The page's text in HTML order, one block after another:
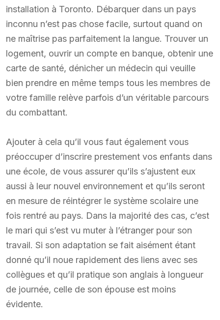
installation à Toronto. Débarquer dans un pays
inconnu n’est pas chose facile, surtout quand on
ne maîtrise pas parfaitement la langue. Trouver un
logement, ouvrir un compte en banque, obtenir une
carte de santé, dénicher un médecin qui veuille
bien prendre en même temps tous les membres de
votre famille relève parfois d’un véritable parcours
du combattant.
Ajouter à cela qu’il vous faut également vous
préoccuper d’inscrire prestement vos enfants dans
une école, de vous assurer qu’ils s’ajustent eux
aussi à leur nouvel environnement et qu’ils seront
en mesure de réintégrer le système scolaire une
fois rentré au pays. Dans la majorité des cas, c’est
le mari qui s’est vu muter à l’étranger pour son
travail. Si son adaptation se fait aisément étant
donné qu’il noue rapidement des liens avec ses
collègues et qu’il pratique son anglais à longueur
de journée, celle de son épouse est moins
évidente.